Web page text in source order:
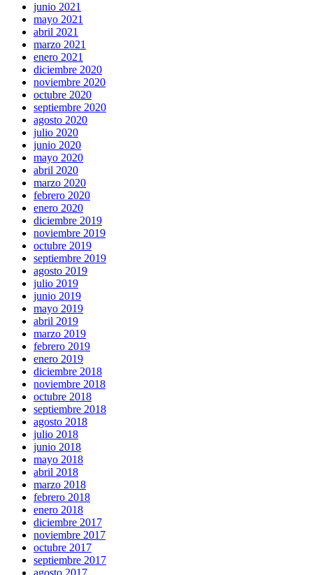
junio 2021
mayo 2021
abril 2021
marzo 2021
enero 2021
diciembre 2020
noviembre 2020
octubre 2020
septiembre 2020
agosto 2020
julio 2020
junio 2020
mayo 2020
abril 2020
marzo 2020
febrero 2020
enero 2020
diciembre 2019
noviembre 2019
octubre 2019
septiembre 2019
agosto 2019
julio 2019
junio 2019
mayo 2019
abril 2019
marzo 2019
febrero 2019
enero 2019
diciembre 2018
noviembre 2018
octubre 2018
septiembre 2018
agosto 2018
julio 2018
junio 2018
mayo 2018
abril 2018
marzo 2018
febrero 2018
enero 2018
diciembre 2017
noviembre 2017
octubre 2017
septiembre 2017